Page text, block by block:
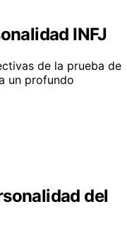
INFJ
de la prueba de
un profundo
del